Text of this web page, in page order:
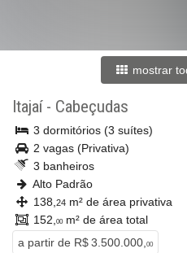
mostrar
Itajaí- Cabeçudas
3 dormitórios (3 suítes)
2 vagas (Privativa)
3 banheiros
Alto Padrão
138, 24 m² de área privativa
152, 00m² de área total
a partir de R$ 3.500.000, 00